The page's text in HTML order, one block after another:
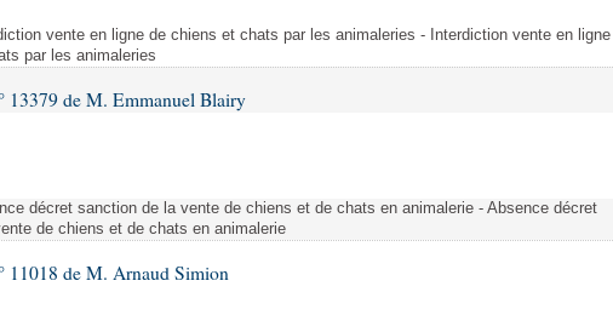
vente en ligne de chiens et chats par les animaleries - Interdiction vente en ligne
par les animaleries
13379 de M. Emmanuel Blairy
décret sanction de la vente de chiens et de chats en animalerie - Absence décret
de chiens et de chats en animalerie
11018 de M. Arnaud Simion